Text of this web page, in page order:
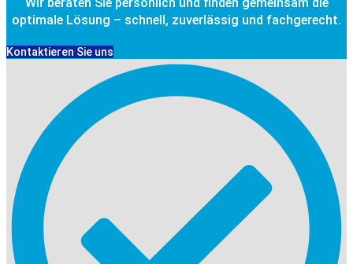
optimale Lösung – schnell, zuverlässig und fachgerecht.
Kontaktieren Sie uns